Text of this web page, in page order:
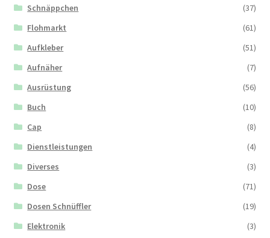
Schnäppchen
(37)
Flohmarkt
(61)
Aufkleber
(51)
Aufnäher
(7)
Ausrüstung
(56)
Buch
(10)
Cap
(8)
Dienstleistungen
(4)
Diverses
(3)
Dose
(71)
Dosen Schnüffler
(19)
Elektronik
(3)